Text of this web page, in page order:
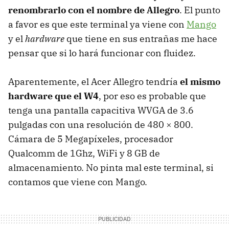
renombrarlo con el nombre de Allegro. El punto
a favor es que este terminal ya viene con Mango
y elhardware que tiene en sus entrañas me hace
pensar que si lo hará funcionar con fluidez.
Aparentemente, el Acer Allegro tendría el mismo
hardware que el W4, por eso es probable que
tenga una pantalla capacitiva WVGA de 3.6
pulgadas con una resolución de 480 × 800.
Cámara de 5 Megapíxeles, procesador
Qualcomm de 1Ghz, WiFi y 8 GB de
almacenamiento. No pinta mal este terminal, si
contamos que viene con Mango.